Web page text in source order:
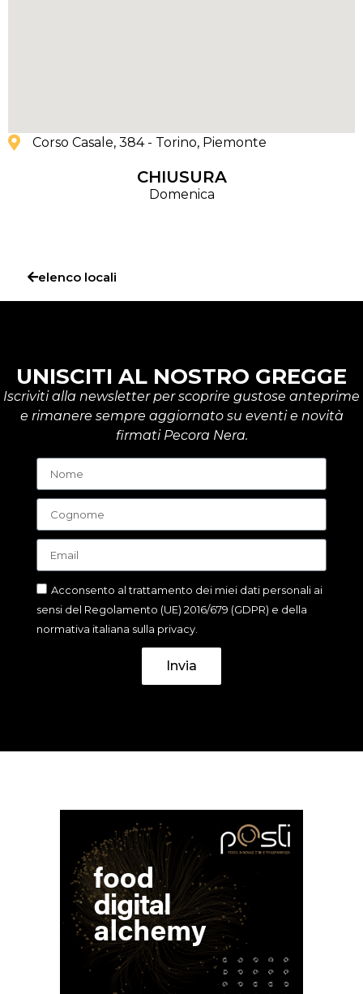
Corso Casale, 384 - Torino, Piemonte
CHIUSURA
Domenica
elenco locali
UNISCITI AL NOSTRO GREGGE
Iscriviti alla newsletter per scoprire gustose anteprime
e rimanere sempre aggiornato su eventi e novità
firmati Pecora Nera.
Acconsento al trattamento dei miei dati personali ai
sensi del Regolamento (UE) 2016/679 (GDPR) e della
normativa italiana sulla privacy.
Invia